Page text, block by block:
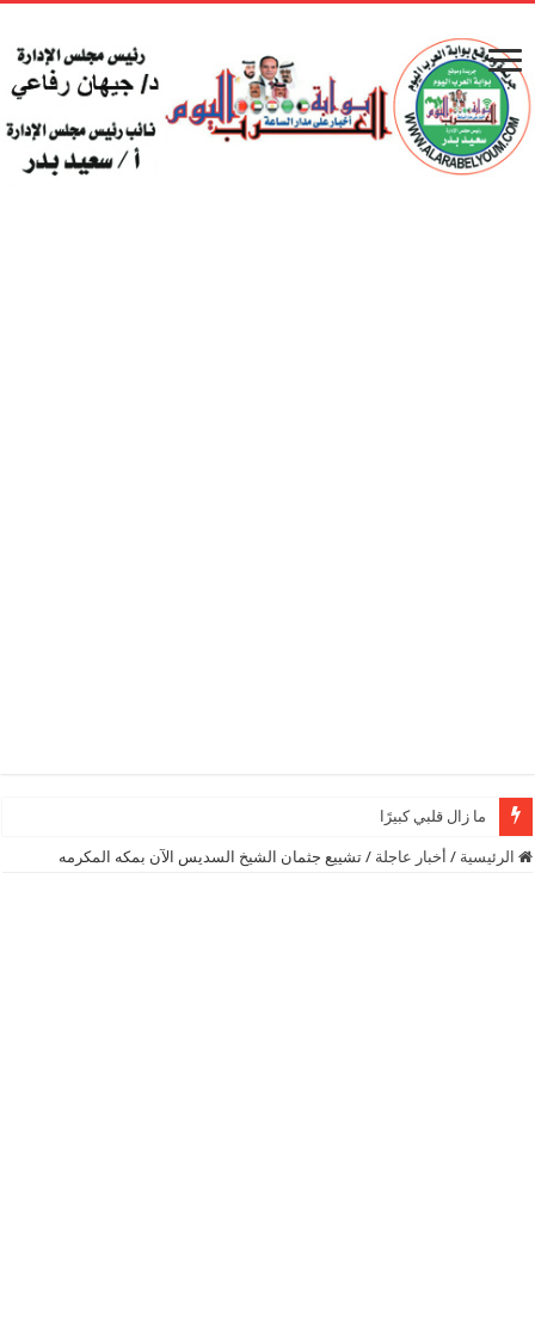
ما زال قلبي كبيرًا
الرئيسية / أخبار عاجلة / تشييع جثمان الشيخ السديس الآن بمكه المكرمه